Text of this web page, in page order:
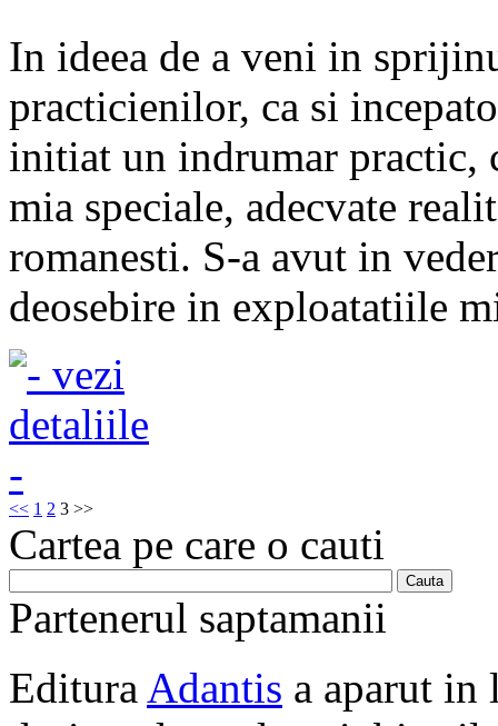
In ideea de a veni in
practicienilor, ca si
initiat un indrumar practic,
mia speciale, adecvate
romanesti. S-a avut in
deosebire in exploatatiile
<< 1 2 3 >>
Cartea pe care o cauti
Partenerul saptamanii
Editura Adantis a aparut in